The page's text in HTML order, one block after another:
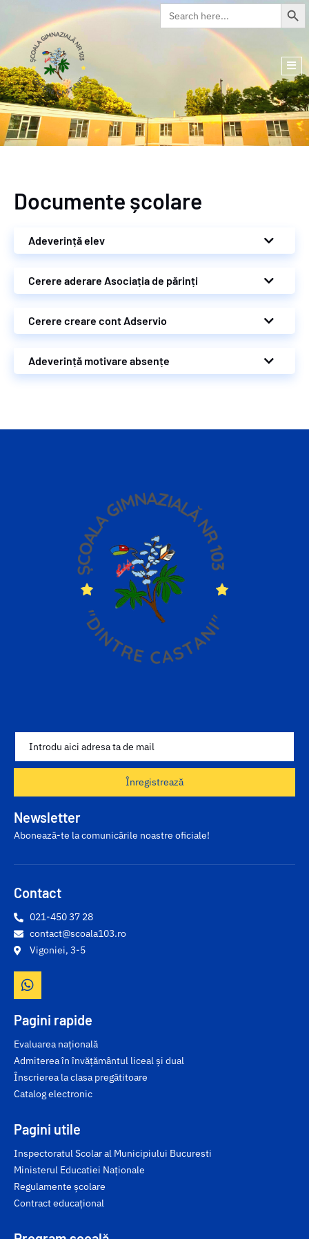
Search
Search Button
Documente școlare
Adeverință elev
Cerere aderare Asociația de părinți
Cerere creare cont Adservio
Adeverință motivare absențe
Newsletter
Abonează-te la comunicările noastre oficiale!
Înregistrează
Contact
021-450 37 28
contact@scoala103.ro
Vigoniei, 3-5
Pagini rapide
Evaluarea națională
Admiterea în învățământul liceal și dual
Înscrierea la clasa pregătitoare
Catalog electronic
Pagini utile
Inspectoratul Scolar al Municipiului Bucuresti
Ministerul Educatiei Naționale
Regulamente școlare
Contract educațional